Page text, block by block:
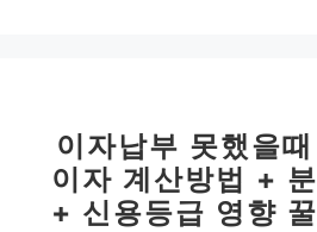
이자납부 못했을
이자 계산방법 +
+ 신용등급 영향